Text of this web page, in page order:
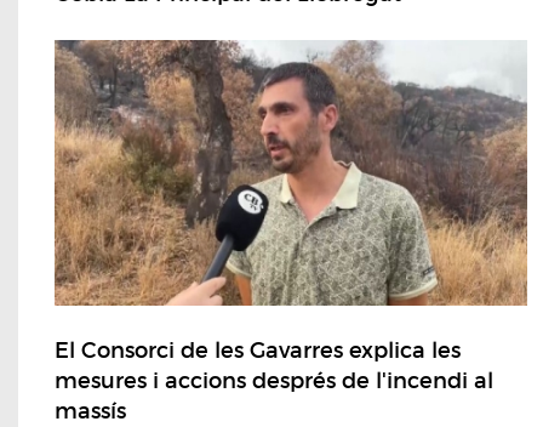
El Consorci de les Gavarres explica les
mesures i accions després de l'incendi al
massís